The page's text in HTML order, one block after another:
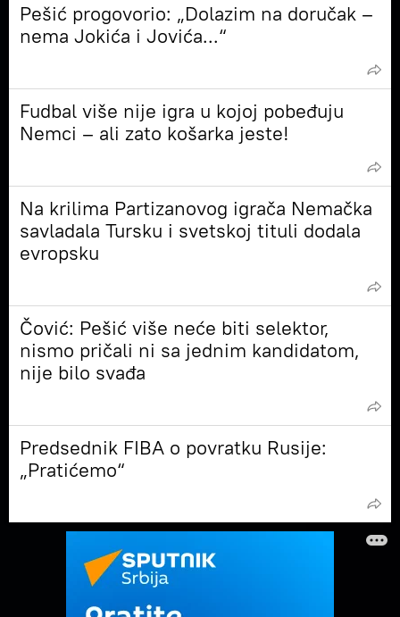
Pešić progovorio: „Dolazim na doručak –
nema Jokića i Jovića...“
Fudbal više nije igra u kojoj pobeđuju
Nemci – ali zato košarka jeste!
Na krilima Partizanovog igrača Nemačka
savladala Tursku i svetskoj tituli dodala
evropsku
Čović: Pešić više neće biti selektor,
nismo pričali ni sa jednim kandidatom,
nije bilo svađa
Predsednik FIBA o povratku Rusije:
„Pratićemo“